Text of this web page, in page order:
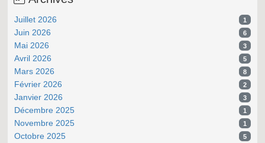
Juillet 2026 1
Juin 2026 6
Mai 2026 3
Avril 2026 5
Mars 2026 8
Février 2026 2
Janvier 2026 3
Décembre 2025 1
Novembre 2025 1
Octobre 2025 5